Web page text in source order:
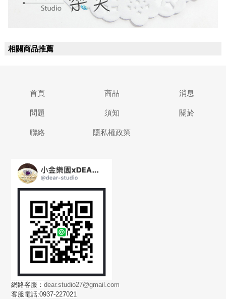
相關商品推薦
首頁 商品 消息
問題 須知 關於
聯絡 隱私權政策
網路客服：dear.studio27@gmail.com
客服電話:0937-227021